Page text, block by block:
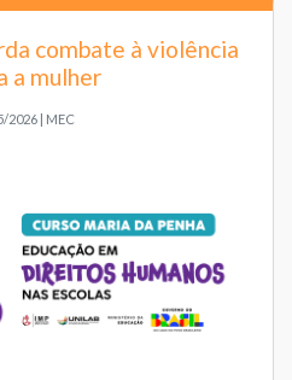
combate à violência
a mulher
2026 | MEC